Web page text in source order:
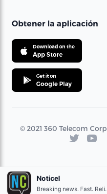
Obtener la aplicación
Download on the
App Store
Get it on
Google Play
© 2021 360 Telecom
Noticel